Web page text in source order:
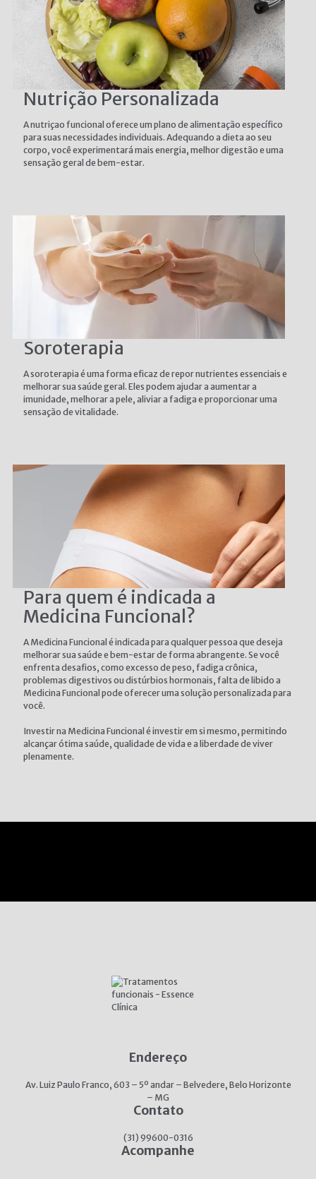
Nutrição Personalizada
A nutriçao funcional oferece um plano de alimentação específico
para suas necessidades individuais. Adequando a dieta ao seu
corpo, você experimentará mais energia, melhor digestão e uma
sensação geral de bem-estar.
Soroterapia
A soroterapia é uma forma eficaz de repor nutrientes essenciais e
melhorar sua saúde geral. Eles podem ajudar a aumentar a
imunidade, melhorar a pele, aliviar a fadiga e proporcionar uma
sensação de vitalidade.
Para quem é indicada a
Medicina Funcional?
A Medicina Funcional é indicada para qualquer pessoa que deseja
melhorar sua saúde e bem-estar de forma abrangente. Se você
enfrenta desafios, como excesso de peso, fadiga crônica,
problemas digestivos ou distúrbios hormonais, falta de libido a
Medicina Funcional pode oferecer uma solução personalizada para
você.
Investir na Medicina Funcional é investir em si mesmo, permitindo
alcançar ótima saúde, qualidade de vida e a liberdade de viver
plenamente.
Endereço
Av. Luiz Paulo Franco, 603 – 5º andar – Belvedere, Belo Horizonte
– MG
Contato
(31) 99600-0316
Acompanhe